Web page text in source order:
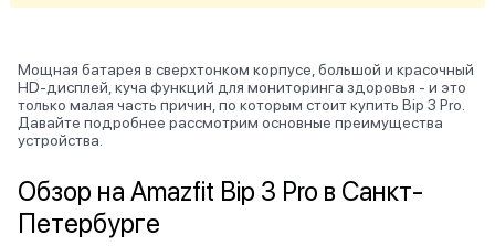
Мощная батарея в сверхтонком корпусе, большой и красочный
HD-дисплей, куча функций для мониторинга здоровья - и это
только малая часть причин, по которым стоит купить Bip 3 Pro.
Давайте подробнее рассмотрим основные преимущества
устройства.
Обзор на Amazfit Bip 3 Pro в Санкт-
Петербурге